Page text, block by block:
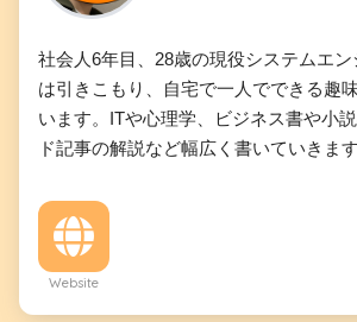
社会人6年目、28歳の現役システムエ
は引きこもり、自宅で一人でできる趣
います。ITや心理学、ビジネス書や小
ド記事の解説など幅広く書いていきます
Website